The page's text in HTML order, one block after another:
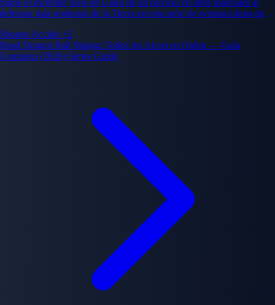
Sigue el increíble viaje de Goku de un novicio en artes marciales al
defensor más poderoso de la Tierra en esta serie de aventura llena de
Shonen Acción +2
Read Dragon Ball Manga: Todos los Arcos en Orden — Guía
Completa (2026) Series Guide